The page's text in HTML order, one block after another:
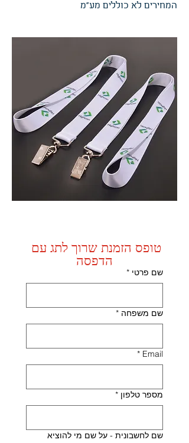
המחירים לא כוללים מע"מ
הדפסה
שם פרטי *
שם משפחה *
Email
*
מספר טלפון *
שם לחשבונית - על שם מי להוציא